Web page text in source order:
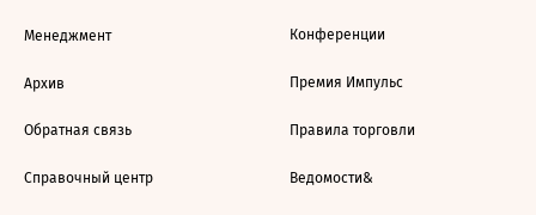
Менеджмент
Архив
Обратная связь
Справочный центр
Конференции
Премия Импульс
Правила торговли
Ведомости&